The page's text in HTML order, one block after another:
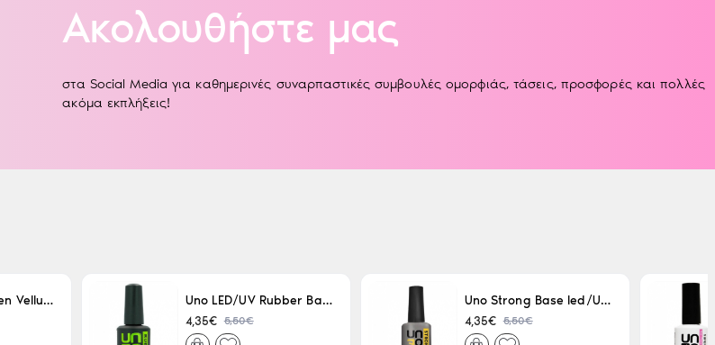
Ακολουθήστε μας
στα Social Media για καθημερινές συναρπαστικές συμβουλές ομορφιάς, τάσεις, προσφορές και πολλές
ακόμα εκπλήξεις!
Karibelly Collagen Velluto Nero Leaving 250ml Uno LED/UV Rubber Base 15ml
4,35€ 5,50€
Uno Strong Base led/Uv 15 ml
4,35€ 5,50€